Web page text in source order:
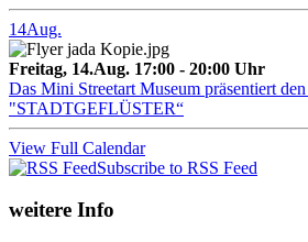
14Aug.
Freitag, 14.Aug. 17:00 - 20:00 Uhr
Das Mini Streetart Museum präsentiert
"STADTGEFLÜSTER“
View Full Calendar
Subscribe to RSS Feed
weitere Info